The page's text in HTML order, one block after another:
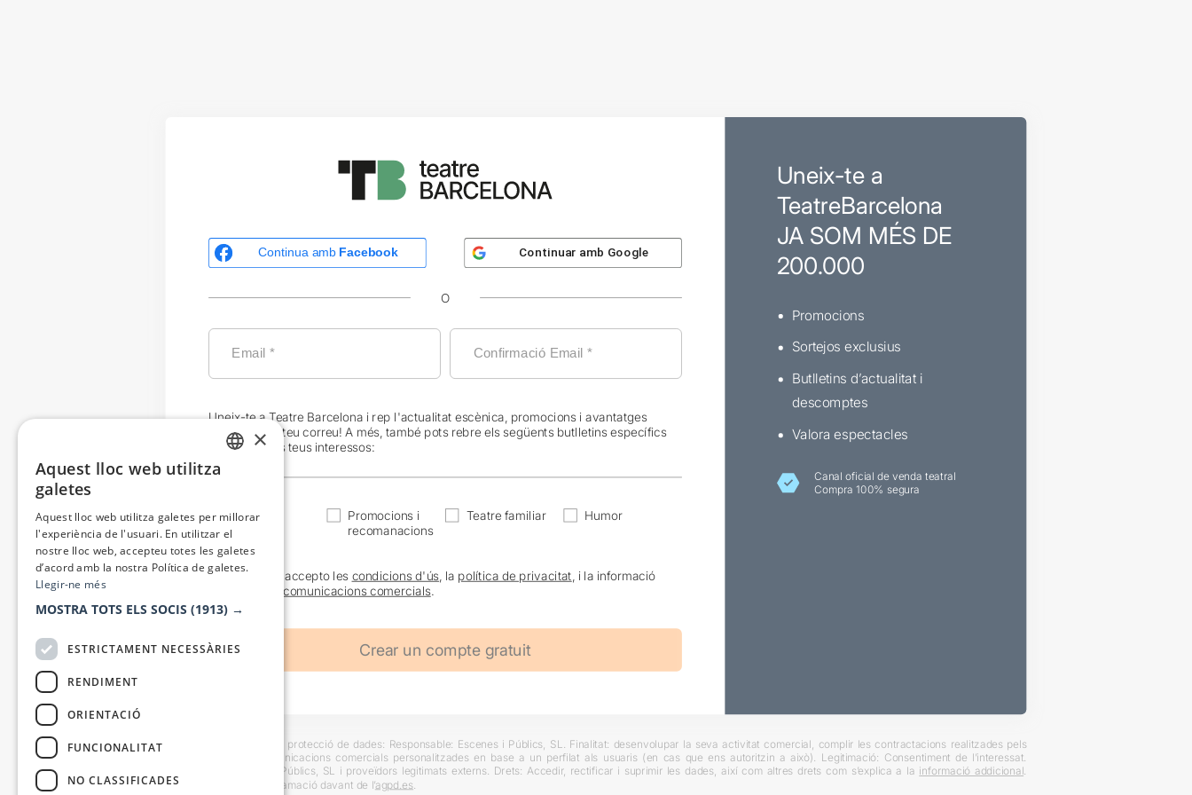
Continua amb Facebook Continuar amb Google
O
Uneix-te a Teatre Barcelona i rep l'actualitat escènica, promocions i avantatges
exclusives al teu correu! A més, també pots rebre els següents butlletins específics
en funció dels teus interessos:
Actualitat
Promocions i
recomanacions
Teatre familiar Humor
He llegit i accepto les condicions d'ús , la política de privacitat , i la informació
comunicacions comercials.
Uneix-te a
TeatreBarcelona
JA SOM MÉS DE
200.000
Promocions
Sortejos exclusius
Butlletins d’actualitat i
descomptes
Valora espectacles
Canal oficial de venda teatral
Compra 100% segura
Informació bàsica sobre protecció de dades: Responsable: Escenes i Públics, SL. Finalitat: desenvolupar la seva activitat comercial, complir les contractacions realitzades pels
usuaris i trametre comunicacions comercials personalitzades en base a un perfilat als usuaris (en cas que ens autoritzin a això). Legitimació: Consentiment de l’interessat.
Destinataris: Escenes i Públics, SL i proveïdors legitimats externs. Drets: Accedir, rectificar i suprimir les dades, així com altres drets com s’explica a la informació addicional
També es pot instar reclamació davant de l’agpd.es
×
Aquest lloc web utilitza
galetes
Aquest lloc web utilitza galetes per millorar
l'experiència de l'usuari. En utilitzar el
nostre lloc web, accepteu totes les galetes
d’acord amb la nostra Política de galetes.
Llegir-ne més
MOSTRA TOTS ELS SOCIS (1913) →
ESTRICTAMENT NECESSÀRIES
RENDIMENT
ORIENTACIÓ
FUNCIONALITAT
NO CLASSIFICADES